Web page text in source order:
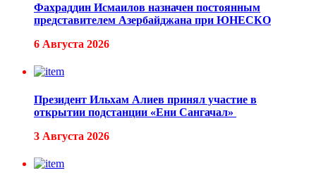
Фахраддин Исмаилов назначен постоянным
представителем Азербайджана при ЮНЕСКО
6 Августа 2026
Президент Ильхам Алиев принял участие в
открытии подстанции «Ени Сангачал»
3 Августа 2026